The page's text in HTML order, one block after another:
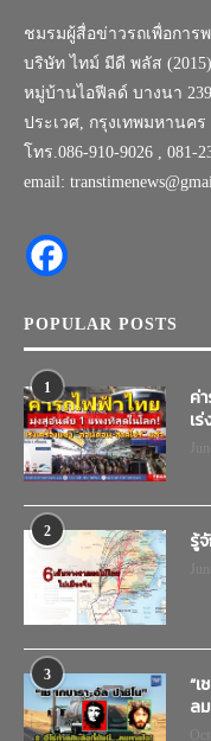
ชมรมผู้สื่อข่าวรถเพื่อการ
บริษัท ไทม์ มีดี พลัส
หมู่บ้านไอฟีลด์ บางนา
ประเวศ, กรุงเทพมหานคร
โทร.086-910-9026 , 081-
email:
POPULAR POSTS
1
ค่
เ
2 รู้
3
“
ล